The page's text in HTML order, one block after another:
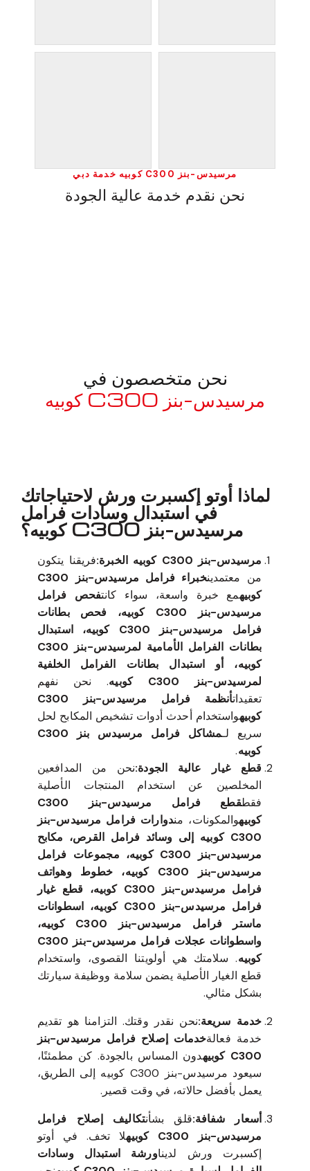
مرسيدس-بنز C300 كوبيه خدمة دبي
نحن نقدم خدمة عالية الجودة
نحن متخصصون في
مرسيدس-بنز C300 كوبيه
لماذا أوتو إكسبرت ورش لاحتياجاتك
في استبدال وسادات فرامل
مرسيدس-بنز C300 كوبيه؟
مرسيدس-بنز C300 كوبيه الخبرة:
فريقنا يتكون
من معتمدين
خبراء فرامل مرسيدس-بنز C300
كوبيهمع خبرة واسعة، سواء كانتفحص فرامل
مرسيدس-بنز C300 كوبيه، فحص بطانات
فرامل مرسيدس-بنز C300 كوبيه، استبدال
بطانات الفرامل الأمامية لمرسيدس-بنز C300
كوبيه، أو استبدال بطانات الفرامل الخلفية
لمرسيدس-بنز C300 كوبيه
. نحن نفهم
تعقيدات
أنظمة فرامل مرسيدس-بنز C300
كوبيهواستخدام أحدث أدوات تشخيص المكابح لحل
سريع لـ
مشاكل فرامل مرسيدس بنز C300
كوبيه.
قطع غيار عالية الجودة:نحن من المدافعين
المخلصين عن استخدام المنتجات الأصلية
فقط
قطع فرامل مرسيدس-بنز C300
كوبيهوالمكونات، مندوارات فرامل مرسيدس-بنز
C300 كوبيه إلى وسائد فرامل القرص، مكابح
مرسيدس-بنز C300 كوبيه، مجموعات فرامل
مرسيدس-بنز C300 كوبيه، خطوط وهواتف
فرامل مرسيدس-بنز C300 كوبيه، قطع غيار
فرامل مرسيدس-بنز C300 كوبيه، اسطوانات
ماستر فرامل مرسيدس-بنز C300 كوبيه،
واسطوانات عجلات فرامل مرسيدس-بنز C300
كوبيه. سلامتك هي أولويتنا القصوى، واستخدام
قطع الغيار الأصلية يضمن سلامة ووظيفة سيارتك
بشكل مثالي.
خدمة سريعة:نحن نقدر وقتك. التزامنا هو تقديم
خدمة فعالةخدمات إصلاح فرامل مرسيدس-بنز
C300 كوبيه
دون المساس بالجودة. كن مطمئنًا،
سيعود مرسيدس-بنز C300 كوبيه إلى الطريق،
يعمل بأفضل حالاته، في وقت قصير.
أسعار شفافة:قلق بشأنتكاليف إصلاح فرامل
مرسيدس-بنز C300 كوبيه
لا تخف. في أوتو
إكسبرت ورش لديناورشة استبدال وسادات